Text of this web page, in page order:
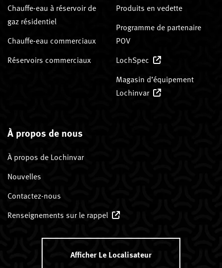
Chauffe-eau à réservoir de
gaz résidentiel
Chauffe-eau commerciaux
Réservoirs commerciaux
Produits en vedette
Programme de partenaire
POV
LochSpec
Magasin d’équipement
Lochinvar
À propos de nous
À propos de Lochinvar
Nouvelles
Contactez-nous
Renseignements sur le rappel
Afficher Le Localisateur